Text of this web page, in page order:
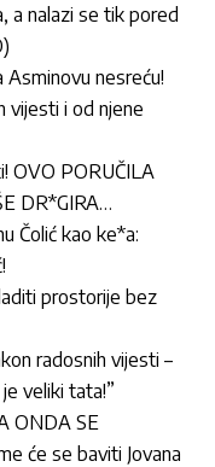
a nalazi se tik pored
Asminovu nesreću!
vijesti i od njene
OVO PORUČILA
DR*GIRA…
Čolić kao ke*a:
prostorije bez
radosnih vijesti –
veliki tata!”
ONDA SE
će se baviti Jovana